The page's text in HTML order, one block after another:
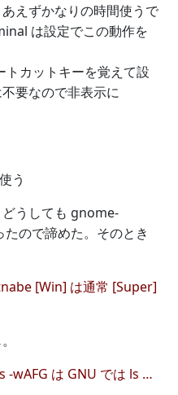
えずかなりの時間使うで
は設定でこの動作を
カットキーを覚えて設
要なので非表示に
う
うしても gnome-
ので諦めた。そのとき
[Win] は通常 [Super]
wAFG は GNU では ls …